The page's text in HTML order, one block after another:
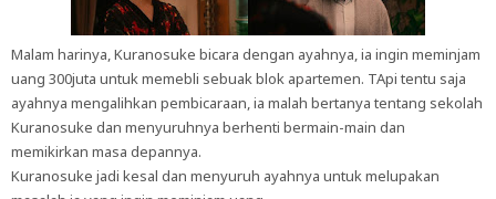
Malam harinya, Kuranosuke bicara dengan ayahnya, ia ingin meminjam
uang 300juta untuk memebli sebuak blok apartemen. TApi tentu saja
ayahnya mengalihkan pembicaraan, ia malah bertanya tentang sekolah
Kuranosuke dan menyuruhnya berhenti bermain-main dan
memikirkan masa depannya.
Kuranosuke jadi kesal dan menyuruh ayahnya untuk melupakan